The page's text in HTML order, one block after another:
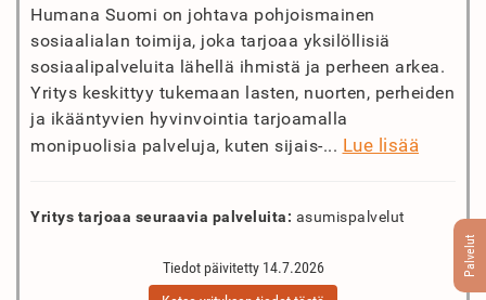
Palvelut
Humana Suomi on johtava pohjoismainen
sosiaalialan toimija, joka tarjoaa yksilöllisiä
sosiaalipalveluita lähellä ihmistä ja perheen arkea.
Yritys keskittyy tukemaan lasten, nuorten, perheiden
ja ikääntyvien hyvinvointia tarjoamalla
monipuolisia palveluja, kuten sijais-... Lue lisää
Yritys tarjoaa seuraavia palveluita: asumispalvelut
Tiedot päivitetty 14.7.2026